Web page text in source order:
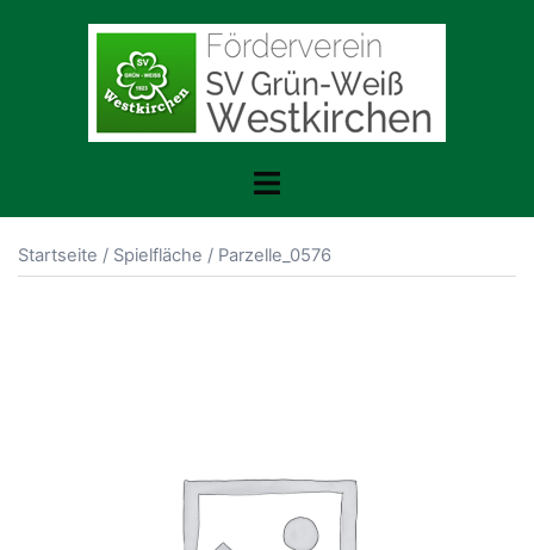
Toggle
Startseite / Spielfläche / Parzelle_0576